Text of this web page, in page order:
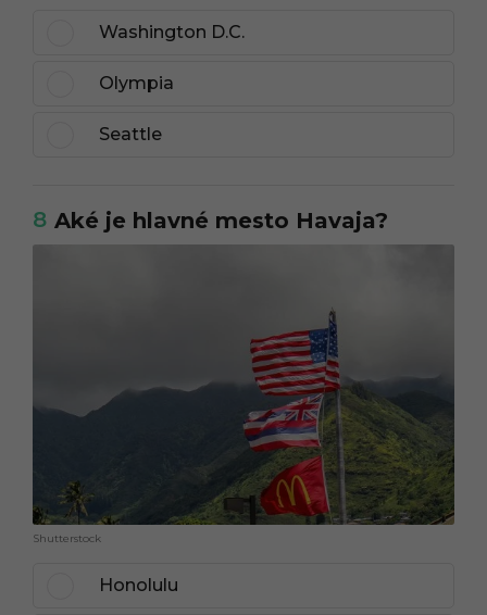
Washington D.C.
Olympia
Seattle
8 Aké je hlavné mesto Havaja?
Shutterstock
Honolulu